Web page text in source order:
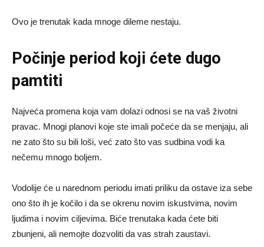
Ovo je trenutak kada mnoge dileme nestaju.
Počinje period koji ćete dugo
pamtiti
Najveća promena koja vam dolazi odnosi se na vaš životni
pravac. Mnogi planovi koje ste imali počeće da se menjaju, ali
ne zato što su bili loši, već zato što vas sudbina vodi ka
nečemu mnogo boljem.
Vodolije će u narednom periodu imati priliku da ostave iza sebe
ono što ih je kočilo i da se okrenu novim iskustvima, novim
ljudima i novim ciljevima. Biće trenutaka kada ćete biti
zbunjeni, ali nemojte dozvoliti da vas strah zaustavi.